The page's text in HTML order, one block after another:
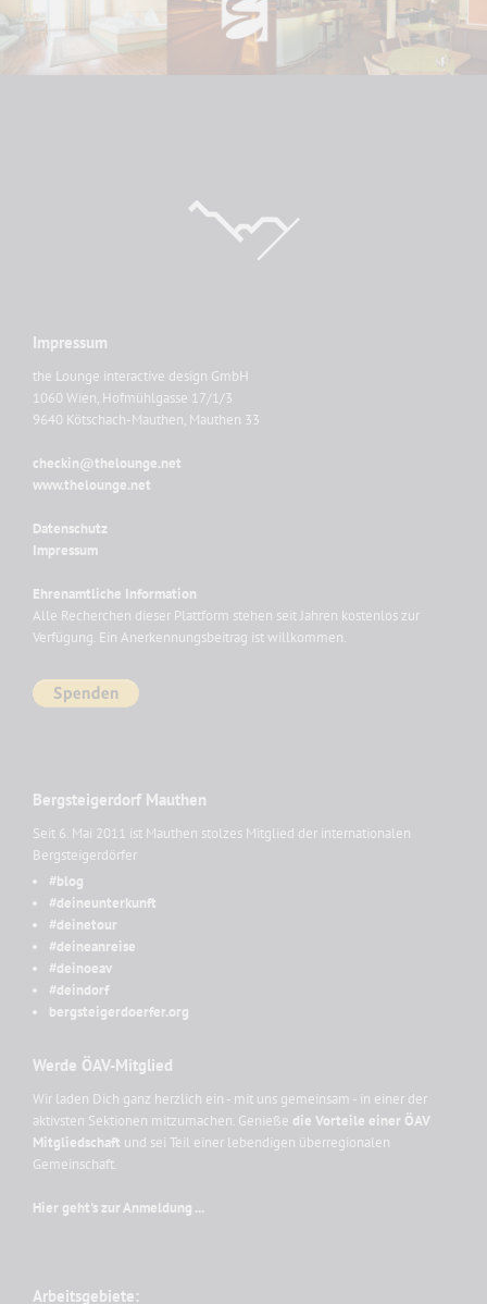
Impressum
the Lounge interactive design GmbH
1060 Wien, Hofmühlgasse 17/1/3
9640 Kötschach-Mauthen, Mauthen 33
checkin@thelounge.net
www.thelounge.net
Datenschutz
Impressum
Ehrenamtliche Information
Alle Recherchen dieser Plattform stehen seit Jahren kostenlos zur
Verfügung. Ein Anerkennungsbeitrag ist willkommen.
Bergsteigerdorf Mauthen
Seit 6. Mai 2011 ist Mauthen stolzes Mitglied der internationalen
Bergsteigerdörfer
#blog
#deineunterkunft
#deinetour
#deineanreise
#deinoeav
#deindorf
bergsteigerdoerfer.org
Werde ÖAV-Mitglied
Wir laden Dich ganz herzlich ein - mit uns gemeinsam - in einer der
aktivsten Sektionen mitzumachen. Genieße die Vorteile einer ÖAV
Mitgliedschaft und sei Teil einer lebendigen überregionalen
Gemeinschaft.
Hier geht's zur Anmeldung ...
Arbeitsgebiete: